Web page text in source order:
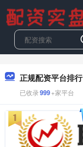
正规配资平台排行
已收录999+家平台